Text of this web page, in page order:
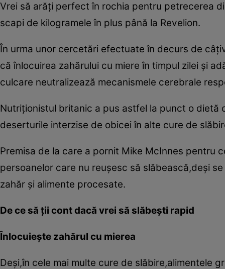
Vrei să arăţi perfect în rochia pentru petrecerea
scapi de kilogramele în plus până la Revelion.
În urma unor cercetări efectuate în decurs de
că înlocuirea zahărului cu miere în timpul zilei şi
culcare neutralizează mecanismele cerebrale
Nutriţionistul britanic a pus astfel la punct o dietă
deserturile interzise de obicei în alte cure de
Premisa de la care a pornit Mike McInnes pentru
persoanelor care nu reuşesc să slăbească,deşi
zahăr şi alimente procesate.
De ce să ţii cont dacă vrei să slăbeşti rapid
Înlocuieşte zahărul cu mierea
Deşi,în cele mai multe cure de slăbire,alimentele